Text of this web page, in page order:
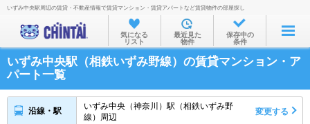
お部屋を探す
沿線・駅から
住所から
家賃相場から
いずみ中央駅周辺の賃貸・不動産情報で賃貸マンション・賃貸アパートなど賃貸物件の部屋探し
気になる
リスト
最近見た
物件
保存中の
条件
いずみ中央駅（相鉄いずみ野線）の賃貸マンション・ア
パート一覧
沿線・駅
いずみ中央（神奈川）駅（相鉄いずみ野
線）周辺
変更する